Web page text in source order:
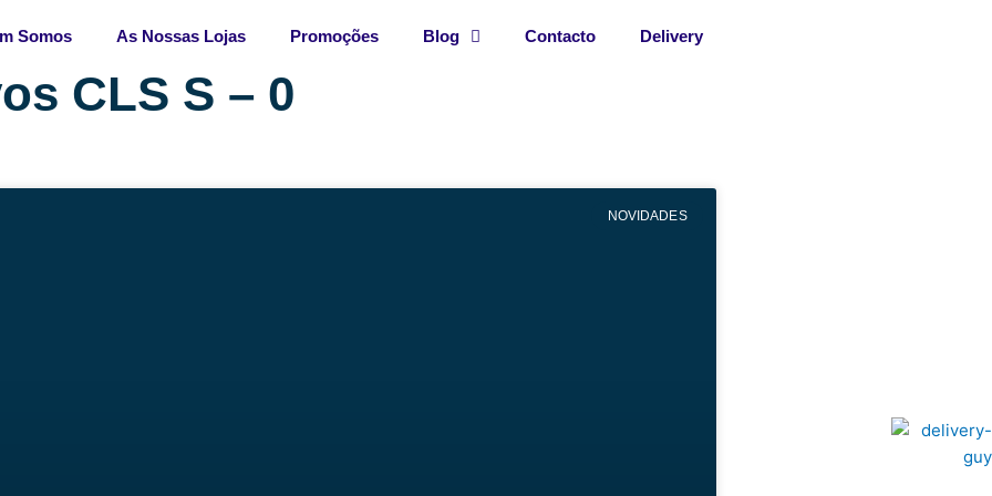
Somos As Nossas Lojas Promoções Blog Contacto Delivery
CLS S – 0
NOVIDADES